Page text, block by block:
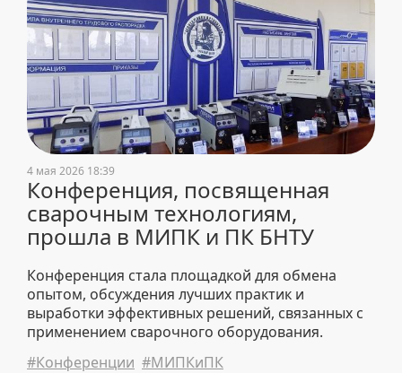
4 мая 2026 18:39
Конференция, посвященная
сварочным технологиям,
прошла в МИПК и ПК БНТУ
Конференция стала площадкой для обмена
опытом, обсуждения лучших практик и
выработки эффективных решений, связанных с
применением сварочного оборудования.
#Конференции #МИПКиПК